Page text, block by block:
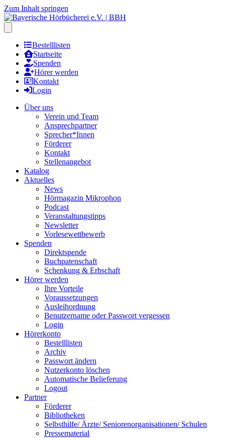
Zum Inhalt springen
Bestelllisten
Startseite
Spenden
Hörer werden
Kontakt
Login
Über uns
Verein und Team
Ansprechpartner
Sprecher*Innen
Förderer
Kontakt
Stellenangebot
Katalog
Aktuelles
News
Hörmagazin Mikrophon
Podcast
Veranstaltungstipps
Newsletter
Vorlesewettbewerb
Spenden
Direktspende
Buchpatenschaft
Schenkung & Erbschaft
Hörer werden
Ihre Vorteile
Voraussetzungen
Ausleihordnung
Benutzername oder Passwort vergessen
Login
Hörerkonto
Bestelllisten
Archiv
Passwort ändern
Nutzerkonto löschen
Automatische Belieferung
Logout
Partner
Förderer
Bibliotheken
Selbsthilfe/ Ärzte/ Seniorenorganisationen/ Schulen
Pressematerial